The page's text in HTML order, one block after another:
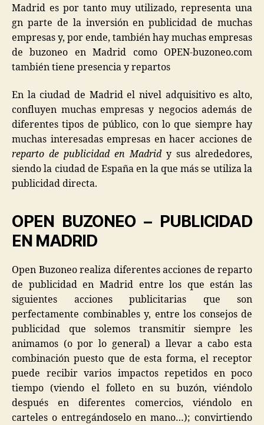
Madrid es por tanto muy utilizado, representa una
gn parte de la inversión en publicidad de muchas
empresas y, por ende, también hay muchas empresas
de buzoneo en Madrid como OPEN-buzoneo.com
también tiene presencia y repartos
En la ciudad de Madrid el nivel adquisitivo es alto,
confluyen muchas empresas y negocios además de
diferentes tipos de público, con lo que siempre hay
muchas interesadas empresas en hacer acciones de
reparto de publicidad en Madrid y sus alrededores,
siendo la ciudad de España en la que más se utiliza la
publicidad directa.
OPEN BUZONEO – PUBLICIDAD
EN MADRID
Open Buzoneo realiza diferentes acciones de reparto
de publicidad en Madrid entre los que están las
siguientes acciones publicitarias que son
perfectamente combinables y, entre los consejos de
publicidad que solemos transmitir siempre les
animamos (o por lo general) a llevar a cabo esta
combinación puesto que de esta forma, el receptor
puede recibir varios impactos repetidos en poco
tiempo (viendo el folleto en su buzón, viéndolo
después en diferentes comercios, viéndolo en
carteles o entregándoselo en mano…); convirtiendo